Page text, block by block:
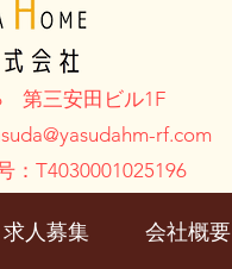
第三安田ビル1F
yasudahm-rf.com
：T4030001025196
求人募集 会社概要